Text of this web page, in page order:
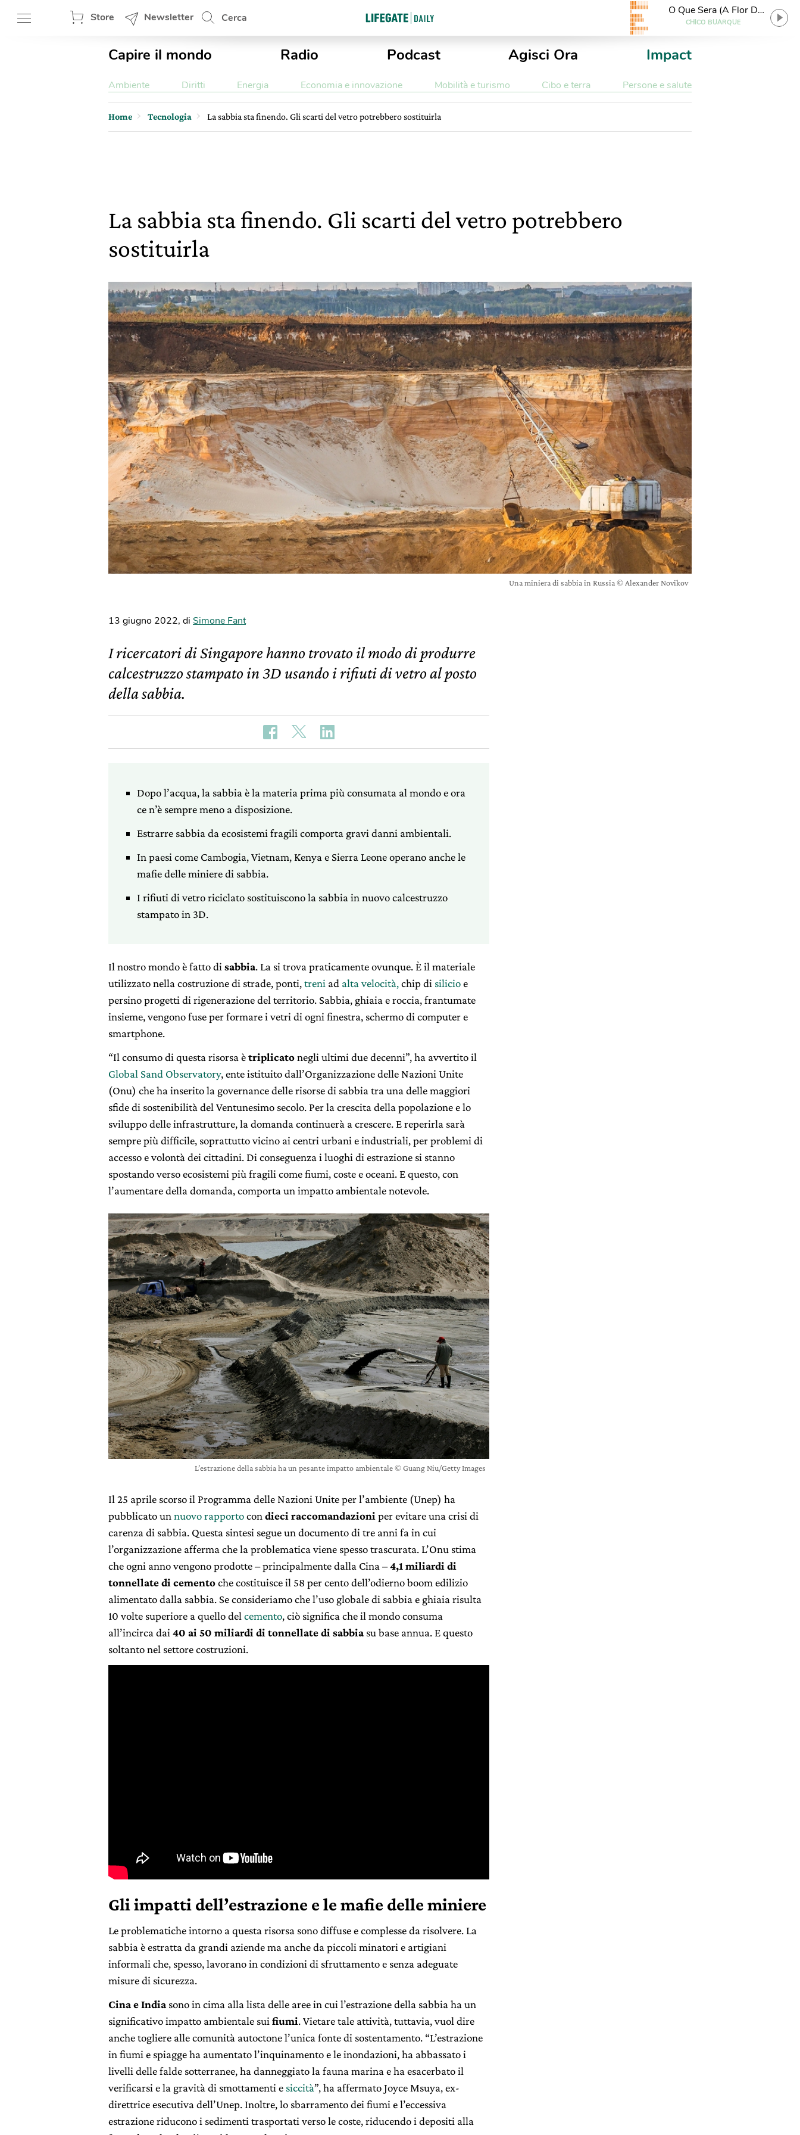
Store Newsletter Cerca
O Que Sera (A Flor Da
Terra)
CHICO BUARQUE
Capire il mondo Radio Podcast Agisci Ora Impact
Ambiente Diritti Energia Economia e innovazione Mobilità e turismo Cibo e terra Persone e salute
Home Tecnologia La sabbia sta finendo. Gli scarti del vetro potrebbero sostituirla
La sabbia sta finendo. Gli scarti del vetro potrebbero
sostituirla
Una miniera di sabbia in Russia © Alexander Novikov
13 giugno 2022, di Simone Fant
I ricercatori di Singapore hanno trovato il modo di produrre
calcestruzzo stampato in 3D usando i rifiuti di vetro al posto
della sabbia.
Dopo l’acqua, la sabbia è la materia prima più consumata al mondo e ora
ce n’è sempre meno a disposizione.
Estrarre sabbia da ecosistemi fragili comporta gravi danni ambientali.
In paesi come Cambogia, Vietnam, Kenya e Sierra Leone operano anche le
mafie delle miniere di sabbia.
I rifiuti di vetro riciclato sostituiscono la sabbia in nuovo calcestruzzo
stampato in 3D.
Il nostro mondo è fatto di sabbia. La si trova praticamente ovunque. È il materiale
utilizzato nella costruzione di strade, ponti,treni ad alta velocità,chip di silicioe
persino progetti di rigenerazione del territorio. Sabbia, ghiaia e roccia, frantumate
insieme, vengono fuse per formare i vetri di ogni finestra, schermo di computer e
smartphone.
“Il consumo di questa risorsa ètriplicatonegli ultimi due decenni”, ha avvertito il
Global Sand Observatory, ente istituito dall’Organizzazione delle Nazioni Unite
(Onu) che ha inserito la governance delle risorse di sabbia tra una delle maggiori
sfide di sostenibilità del Ventunesimo secolo. Per la crescita della popolazione e lo
sviluppo delle infrastrutture, la domanda continuerà a crescere. E reperirla sarà
sempre più difficile, soprattutto vicino ai centri urbani e industriali, per problemi di
accesso e volontà dei cittadini. Di conseguenza i luoghi di estrazione si stanno
spostando verso ecosistemi più fragili come fiumi, coste e oceani. E questo, con
l’aumentare della domanda, comporta un impatto ambientale notevole.
L’estrazione della sabbia ha un pesante impatto ambientale © Guang Niu/Getty Images
Il 25 aprile scorso il Programma delle Nazioni Unite per l’ambiente (Unep) ha
pubblicato un nuovo rapportocon dieci raccomandazioni per evitare una crisi di
carenza di sabbia. Questa sintesi segue un documento di tre anni fa in cui
l’organizzazione afferma che la problematica viene spesso trascurata. L’Onu stima
che ogni anno vengono prodotte – principalmente dalla Cina –4,1 miliardi di
tonnellate di cementoche costituisce il 58 per cento dell’odierno boom edilizio
alimentato dalla sabbia. Se consideriamo che l’uso globale di sabbia e ghiaia risulta
10 volte superiore a quello del cemento, ciò significa che il mondo consuma
all’incirca dai 40 ai 50 miliardi di tonnellatedi sabbia su base annua. E questo
soltanto nel settore costruzioni.
Gli impatti dell’estrazione e le mafie delle miniere
Le problematiche intorno a questa risorsa sono diffuse e complesse da risolvere. La
sabbia è estratta da grandi aziende ma anche da piccoli minatori e artigiani
informali che, spesso, lavorano in condizioni di sfruttamento e senza adeguate
misure di sicurezza.
Cina e India sono in cima alla lista delle aree in cui l’estrazione della sabbia ha un
significativo impatto ambientale sui fiumi. Vietare tale attività, tuttavia, vuol dire
anche togliere alle comunità autoctone l’unica fonte di sostentamento. “L’estrazione
in fiumi e spiagge ha aumentato l’inquinamento e le inondazioni, ha abbassato i
livelli delle falde sotterranee, ha danneggiato la fauna marina e ha esacerbato il
verificarsi e la gravità di smottamenti e siccità”, ha affermato Joyce Msuya, ex-
direttrice esecutiva dell’Unep. Inoltre, lo sbarramento dei fiumi e l’eccessiva
estrazione riducono i sedimenti trasportati verso le coste, riducendo i depositi alla